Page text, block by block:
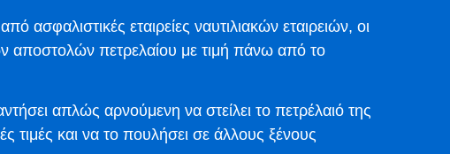
ασφαλιστικές εταιρείες ναυτιλιακών εταιρειών, οι
αποστολών πετρελαίου με τιμή πάνω από το
απλώς αρνούμενη να στείλει το πετρέλαιό της
και να το πουλήσει σε άλλους ξένους